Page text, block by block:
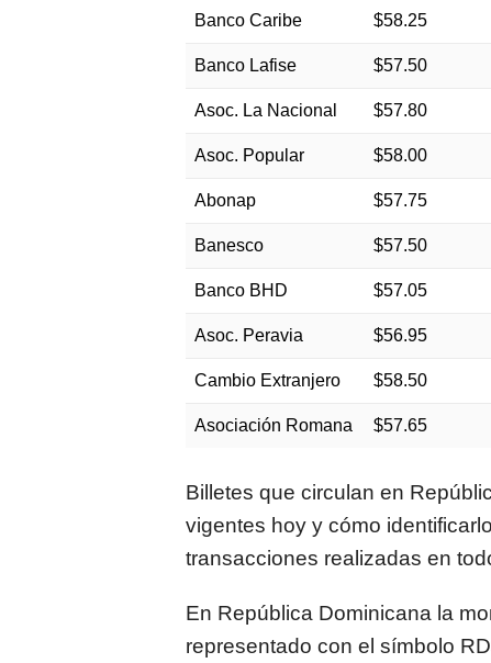
Banco Caribe $58.25
Banco Lafise $57.50
Asoc. La Nacional $57.80
Asoc. Popular $58.00
Abonap $57.75
Banesco $57.50
Banco BHD $57.05
Asoc. Peravia $56.95
Cambio Extranjero $58.50
Asociación Romana $57.65
Billetes que circulan en
vigentes hoy y cómo
transacciones realizadas en
En República Dominicana la
representado con el símbolo